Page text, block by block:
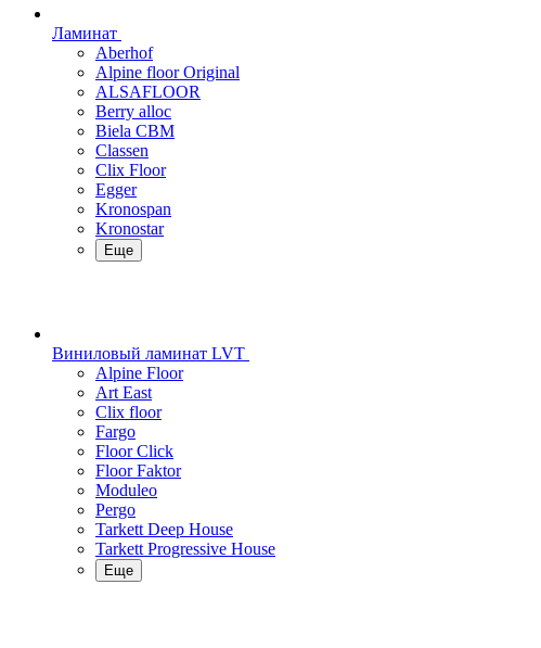
Ламинат
Aberhof
Alpine floor Original
ALSAFLOOR
Berry alloc
Biela CBM
Classen
Clix Floor
Egger
Kronospan
Kronostar
Еще
Виниловый ламинат LVT
Alpine Floor
Art East
Clix floor
Fargo
Floor Click
Floor Faktor
Moduleo
Pergo
Tarkett Deep House
Tarkett Progressive House
Еще